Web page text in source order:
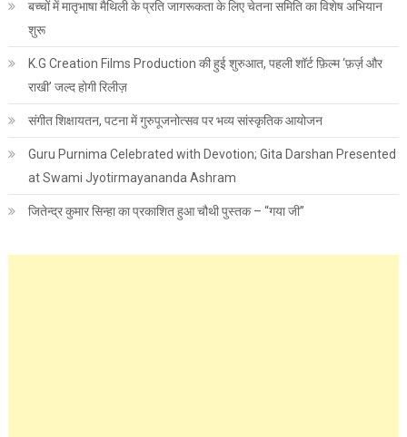
बच्चों में मातृभाषा मैथिली के प्रति जागरूकता के लिए चेतना समिति का विशेष अभियान
शुरू
K.G Creation Films Production की हुई शुरुआत, पहली शॉर्ट फ़िल्म ‘फ़र्ज़ और
राखी’ जल्द होगी रिलीज़
संगीत शिक्षायतन, पटना में गुरुपूजनोत्सव पर भव्य सांस्कृतिक आयोजन
Guru Purnima Celebrated with Devotion; Gita Darshan Presented
at Swami Jyotirmayananda Ashram
जितेन्द्र कुमार सिन्हा का प्रकाशित हुआ चौथी पुस्तक – “गया जी”